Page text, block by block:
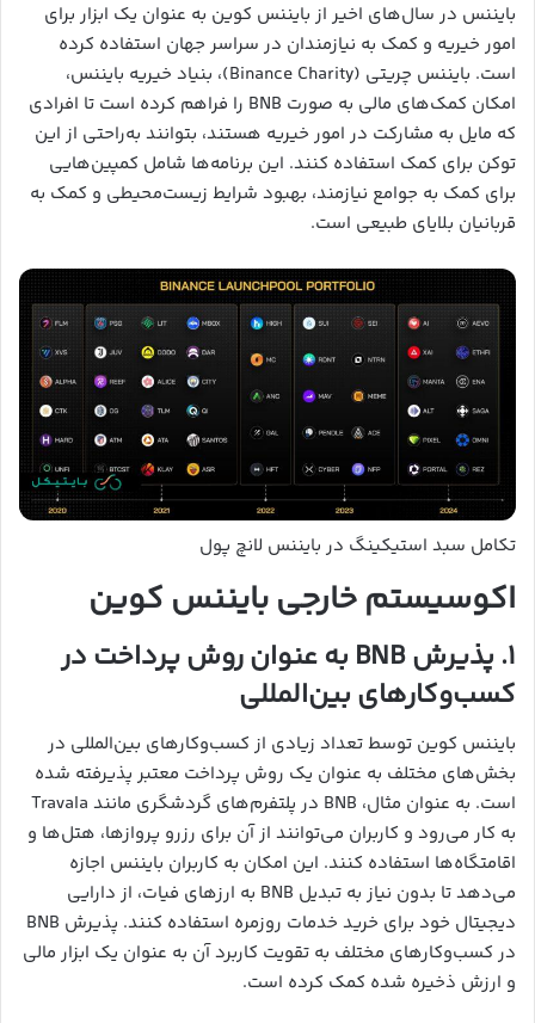
بایننس در سال‌های اخیر از بایننس کوین به عنوان یک ابزار برای
امور خیریه و کمک به نیازمندان در سراسر جهان استفاده کرده
است. بایننس چریتی (Binance Charity)، بنیاد خیریه بایننس،
امکان کمک‌های مالی به صورت BNB را فراهم کرده است تا افرادی
که مایل به مشارکت در امور خیریه هستند، بتوانند به‌راحتی از این
توکن برای کمک استفاده کنند. این برنامه‌ها شامل کمپین‌هایی
برای کمک به جوامع نیازمند، بهبود شرایط زیست‌محیطی و کمک به
قربانیان بلایای طبیعی است.
تکامل سبد استیکینگ در بایننس لانچ پول
اکوسیستم خارجی بایننس کوین
۱. پذیرش BNB به عنوان روش پرداخت در
کسب‌وکارهای بین‌المللی
بایننس کوین توسط تعداد زیادی از کسب‌وکارهای بین‌المللی در
بخش‌های مختلف به عنوان یک روش پرداخت معتبر پذیرفته شده
است. به عنوان مثال، BNB در پلتفرم‌های گردشگری مانند Travala
به کار می‌رود و کاربران می‌توانند از آن برای رزرو پروازها، هتل‌ها و
اقامتگاه‌ها استفاده کنند. این امکان به کاربران بایننس اجازه
می‌دهد تا بدون نیاز به تبدیل BNB به ارزهای فیات، از دارایی
دیجیتال خود برای خرید خدمات روزمره استفاده کنند. پذیرش BNB
در کسب‌وکارهای مختلف به تقویت کاربرد آن به عنوان یک ابزار مالی
و ارزش ذخیره شده کمک کرده است.